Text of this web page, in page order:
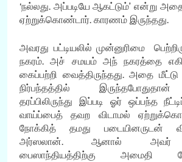
‘நல்லது. அப்படியே ஆகட்டும்’ என்று
ஏற்றுக்கொண்டார். காரணம் இருந்தது.
அவரது பட்டியலில் முன்னுரிமை
நகரம். அச் சமயம் அந் நகரத்தை
கைப்பற்றி வைத்திருந்தது. அதை
நிர்பந்தத்தில்
தரப்பிலிருந்து இப்படி ஓர் ஒப்பந்த
வாய்ப்பைத் தவற விடாமல்
நோக்கித் தமது படையினருடன்
அர்ஸலான். ஆனால் அவர்
பைஸாந்தியத்திற்கு அமைதி